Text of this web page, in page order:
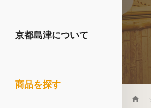
京都島津について
商品を探す